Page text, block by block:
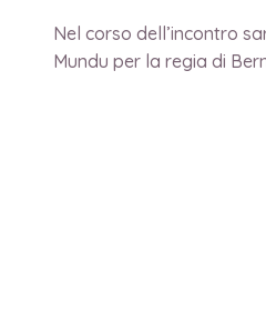
Nel corso dell’incontro
Mundu per la regia di